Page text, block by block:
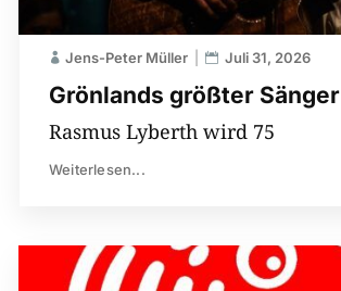
Grönlands größter Sänger
Jens-Peter Müller Juli 31, 2026
Rasmus Lyberth wird 75
Weiterlesen...